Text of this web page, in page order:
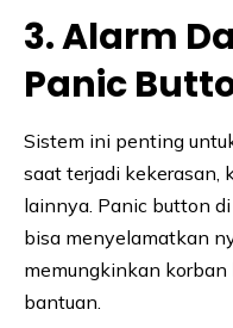
3. Alarm
Panic
Sistem ini penting
saat terjadi kekerasan,
lainnya. Panic button
bisa menyelamatkan
memungkinkan
bantuan.